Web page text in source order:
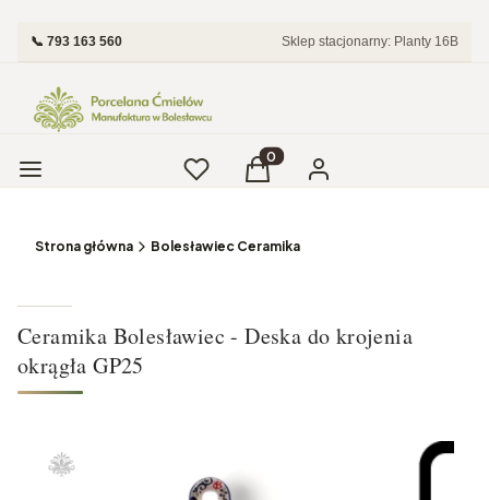
📞 793 163 560 Sklep stacjonarny: Planty 16B
Menu UlubioneProdukty w koszyku: 0.
Koszyk Zaloguj się
Strona główna Bolesławiec Ceramika
Ceramika Bolesławiec - Deska do krojenia
okrągła GP25